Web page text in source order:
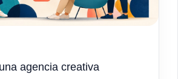
agencia creativa